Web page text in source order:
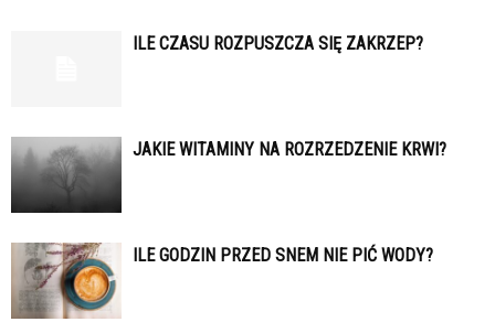
ILE CZASU ROZPUSZCZA SIĘ ZAKRZEP?
JAKIE WITAMINY NA ROZRZEDZENIE KRWI?
ILE GODZIN PRZED SNEM NIE PIĆ WODY?